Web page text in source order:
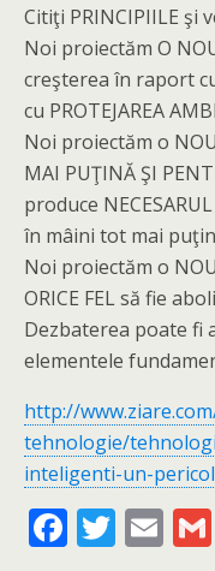
Citiţi PRINCIPIILE şi
Noi proiectăm O
creşterea în raport
cu PROTEJAREA
Noi proiectăm o
MAI PUŢINĂ ŞI
produce
în mâini tot mai
Noi proiectăm o
ORICE FEL să fie
Dezbaterea poate fi
elementele
http://
tehnologie/
inteligenti-un-
F T E